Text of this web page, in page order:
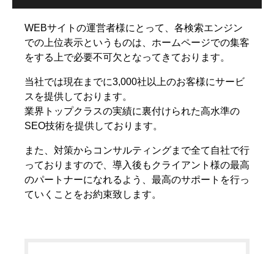
WEBサイトの運営者様にとって、各検索エンジン
での上位表示というものは、ホームページでの集客
をする上で必要不可欠となってきております。
当社では現在までに3,000社以上のお客様にサービ
スを提供しております。
業界トップクラスの実績に裏付けられた高水準の
SEO技術を提供しております。
また、対策からコンサルティングまで全て自社で行
っておりますので、導入後もクライアント様の最高
のパートナーになれるよう、最高のサポートを行っ
ていくことをお約束致します。